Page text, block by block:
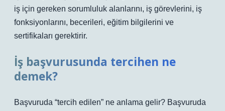
iş için gereken sorumluluk alanlarını, iş görevlerini, iş
fonksiyonlarını, becerileri, eğitim bilgilerini ve
sertifikaları gerektirir.
İş başvurusunda tercihen ne
demek?
Başvuruda “tercih edilen” ne anlama gelir? Başvuruda